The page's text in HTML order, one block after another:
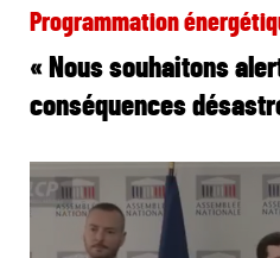
Programmation
« Nous souhaitons
conséquences